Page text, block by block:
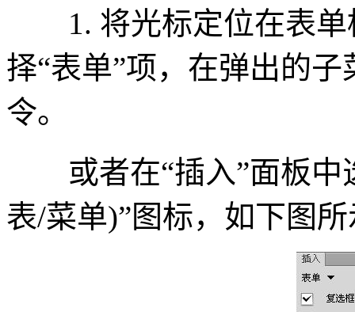
1. 将光标定位在表单
择“表单”项，在弹出的
令。
或者在“插入”面板中
表/菜单)”图标，如下图